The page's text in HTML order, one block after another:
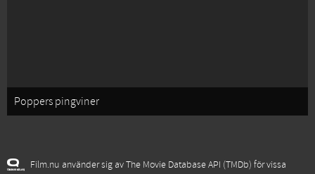
Poppers pingviner
Film.nu använder sig av The Movie Database API (TMDb) för vissa